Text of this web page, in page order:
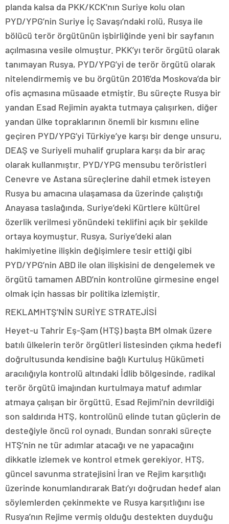
planda kalsa da PKK/KCK’nın Suriye kolu olan
PYD/YPG’nin Suriye İç Savaşı’ndaki rolü, Rusya ile
bölücü terör örgütünün işbirliğinde yeni bir sayfanın
açılmasına vesile olmuştur. PKK’yı terör örgütü olarak
tanımayan Rusya, PYD/YPG’yi de terör örgütü olarak
nitelendirmemiş ve bu örgütün 2016’da Moskova’da bir
ofis açmasına müsaade etmiştir. Bu süreçte Rusya bir
yandan Esad Rejimin ayakta tutmaya çalışırken, diğer
yandan ülke topraklarının önemli bir kısmını eline
geçiren PYD/YPG’yi Türkiye’ye karşı bir denge unsuru,
DEAŞ ve Suriyeli muhalif gruplara karşı da bir araç
olarak kullanmıştır. PYD/YPG mensubu teröristleri
Cenevre ve Astana süreçlerine dahil etmek isteyen
Rusya bu amacına ulaşamasa da üzerinde çalıştığı
Anayasa taslağında, Suriye’deki Kürtlere kültürel
özerlik verilmesi yönündeki teklifini açık bir şekilde
ortaya koymuştur. Rusya, Suriye’deki alan
hakimiyetine ilişkin değişimlere tesir ettiği gibi
PYD/YPG’nin ABD ile olan ilişkisini de dengelemek ve
örgütü tamamen ABD’nin kontrolüne girmesine engel
olmak için hassas bir politika izlemiştir.
REKLAMHTŞ’NİN SURİYE STRATEJİSİ
Heyet-u Tahrir Eş-Şam (HTŞ) başta BM olmak üzere
batılı ülkelerin terör örgütleri listesinden çıkma hedefi
doğrultusunda kendisine bağlı Kurtuluş Hükümeti
aracılığıyla kontrolü altındaki İdlib bölgesinde, radikal
terör örgütü imajından kurtulmaya matuf adımlar
atmaya çalışan bir örgüttü. Esad Rejimi’nin devrildiği
son saldırıda HTŞ, kontrolünü elinde tutan güçlerin de
desteğiyle öncü rol oynadı. Bundan sonraki süreçte
HTŞ’nin ne tür adımlar atacağı ve ne yapacağını
dikkatle izlemek ve kontrol etmek gerekiyor. HTŞ,
güncel savunma stratejisini İran ve Rejim karşıtlığı
üzerinde konumlandırarak Batı’yı doğrudan hedef alan
söylemlerden çekinmekte ve Rusya karşıtlığını ise
Rusya’nın Rejime vermiş olduğu destekten duyduğu